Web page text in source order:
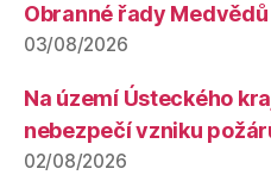
Obranné řady
03/08/2026
Na území Ústeckého
nebezpečí vzniku
02/08/2026